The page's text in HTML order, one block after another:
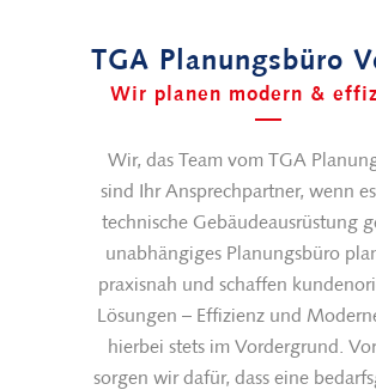
TGA Planungsbüro
Wir planen modern &
Wir, das Team vom TGA
sind Ihr Ansprechpartner, wenn
technische Gebäudeausrüstung
unabhängiges Planungsbüro
praxisnah und schaffen
Lösungen – Effizienz und
hierbei stets im Vordergrund.
sorgen wir dafür, dass eine